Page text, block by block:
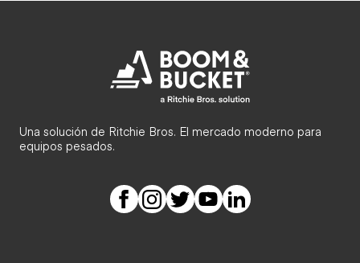
Una solución de Ritchie Bros. El mercado moderno para
equipos pesados.